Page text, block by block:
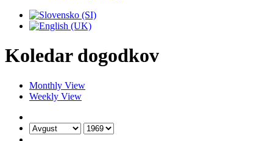
Koledar dogodkov
Monthly View
Weekly View